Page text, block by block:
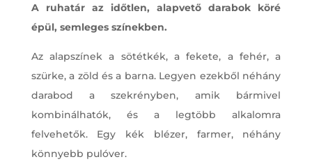
A ruhatár az időtlen, alapvető darabok köré
épül, semleges színekben.
Az alapszínek a sötétkék, a fekete, a fehér, a
szürke, a zöld és a barna. Legyen ezekből néhány
darabod a szekrényben, amik bármivel
kombinálhatók, és a legtöbb alkalomra
felvehetők. Egy kék blézer, farmer, néhány
könnyebb pulóver.